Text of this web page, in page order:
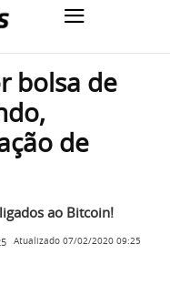
bolsa de
de
ao Bitcoin!
Atualizado 07/02/2020 09:25